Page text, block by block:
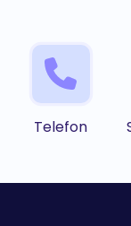
Telefon